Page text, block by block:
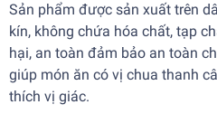
Sản phẩm được sản xuất trên
kín, không chứa hóa chất, tạp
hại, an toàn đảm bảo an toàn
giúp món ăn có vị chua thanh
thích vị giác.